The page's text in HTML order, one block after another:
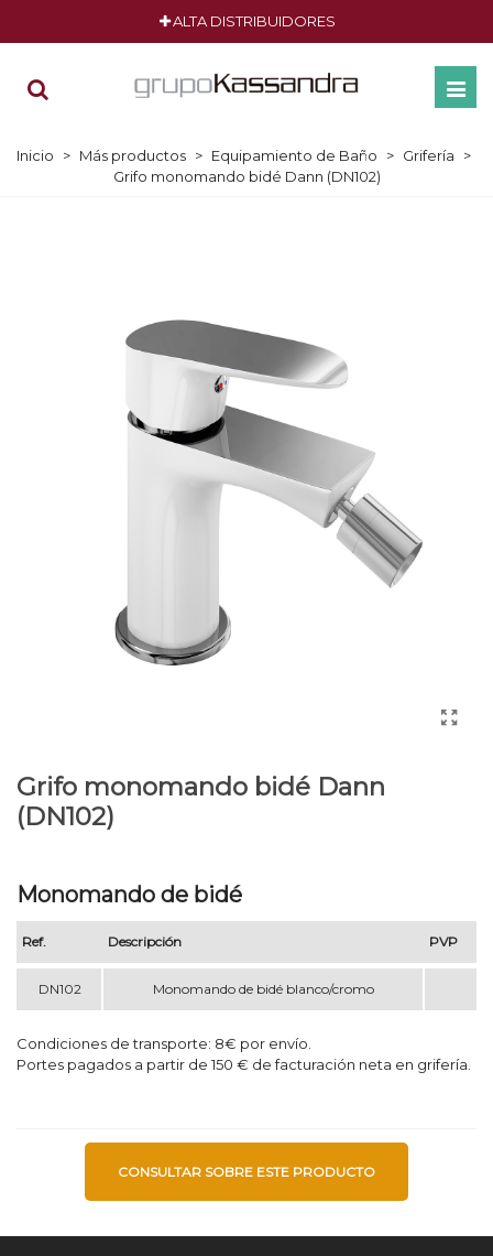
ALTA DISTRIBUIDORES
Inicio > Más productos > Equipamiento de Baño > Grifería
>
Grifo monomando bidé Dann (DN102)
Grifo monomando bidé Dann
(DN102)
Monomando de bidé
Ref. Descripción PVP
DN102 Monomando de bidé blanco/cromo
Condiciones de transporte: 8€ por envío.
Portes pagados a partir de 150 € de facturación neta en grifería.
CONSULTAR SOBRE ESTE PRODUCTO